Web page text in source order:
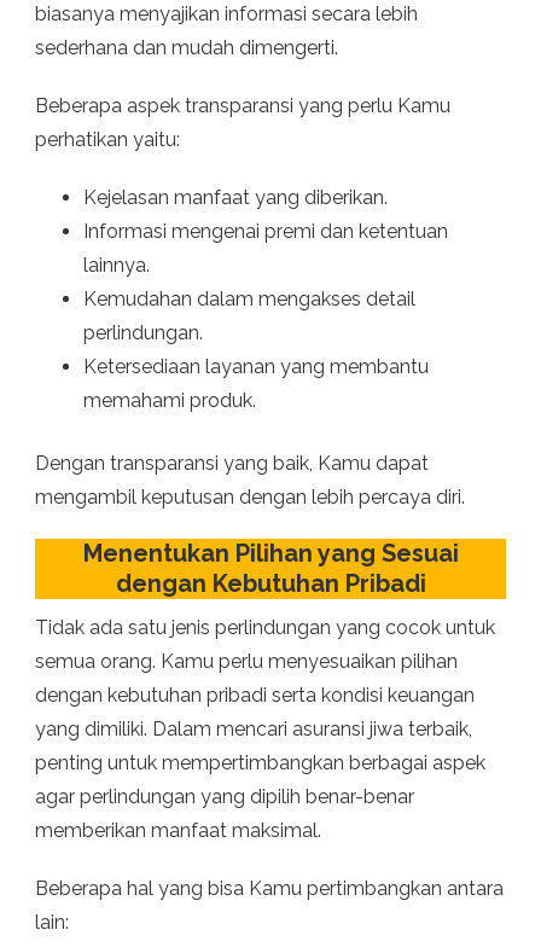
biasanya menyajikan informasi secara lebih
sederhana dan mudah dimengerti.
Beberapa aspek transparansi yang perlu Kamu
perhatikan yaitu:
Kejelasan manfaat yang diberikan.
Informasi mengenai premi dan ketentuan
lainnya.
Kemudahan dalam mengakses detail
perlindungan.
Ketersediaan layanan yang membantu
memahami produk.
Dengan transparansi yang baik, Kamu dapat
mengambil keputusan dengan lebih percaya diri.
Menentukan Pilihan yang Sesuai
dengan Kebutuhan Pribadi
Tidak ada satu jenis perlindungan yang cocok untuk
semua orang. Kamu perlu menyesuaikan pilihan
dengan kebutuhan pribadi serta kondisi keuangan
yang dimiliki. Dalam mencari asuransi jiwa terbaik,
penting untuk mempertimbangkan berbagai aspek
agar perlindungan yang dipilih benar-benar
memberikan manfaat maksimal.
Beberapa hal yang bisa Kamu pertimbangkan antara
lain: